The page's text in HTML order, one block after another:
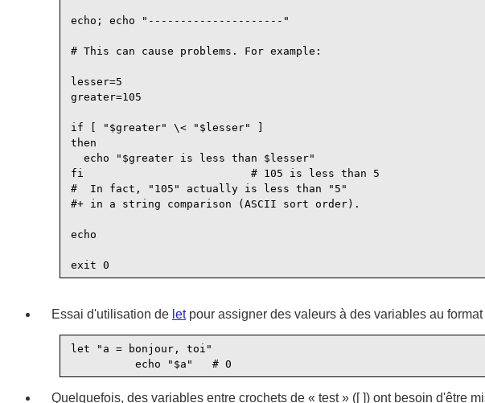
echo; echo "---------------------"
# This can cause problems. For example:
lesser=5
greater=105
if [ "$greater" \< "$lesser" ]
then
  echo "$greater is less than $lesser"
fi                          # 105 is less than 5
#  In fact, "105" actually is less than "5"
#+ in a string comparison (ASCII sort order).
echo
Essai d'utilisation de letpour assigner des valeurs à des variables au
let "a = bonjour, toi"
Quelquefois, des variables entre crochets de « test» ([ ]) ont besoin d'être